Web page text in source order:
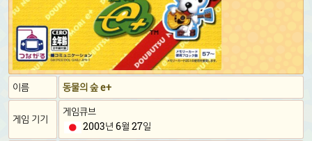
이름 동물의 숲 e+
게임 기기
게임큐브
2003년 6월 27일